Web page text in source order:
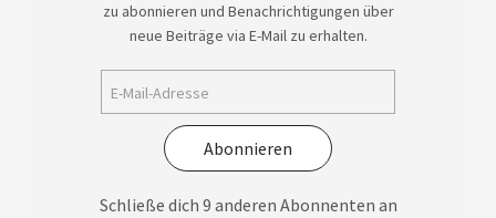
zu abonnieren und Benachrichtigungen über
neue Beiträge via E-Mail zu erhalten.
Abonnieren
Schließe dich 9 anderen Abonnenten an